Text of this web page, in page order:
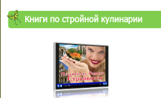
Книги по стройной кулинарии